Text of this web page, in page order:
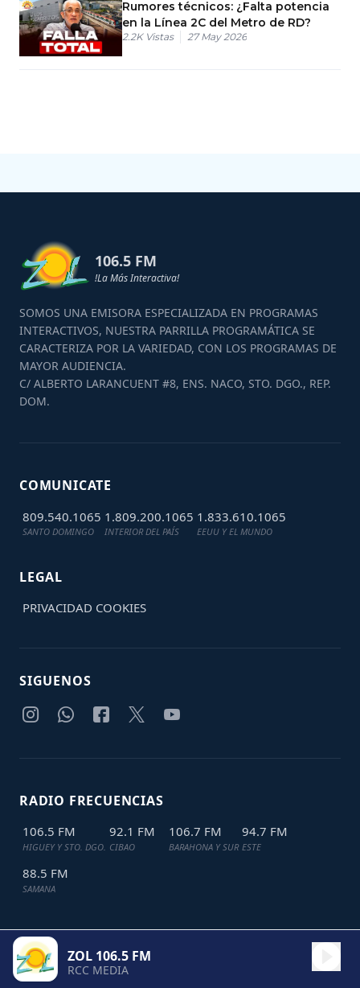
Rumores técnicos: ¿Falta potencia
en la Línea 2C del Metro de RD?
2.2K Vistas 27 May 2026
106.5 FM
!La Más Interactiva!
SOMOS UNA EMISORA ESPECIALIZADA EN PROGRAMAS
INTERACTIVOS, NUESTRA PARRILLA PROGRAMÁTICA SE
CARACTERIZA POR LA VARIEDAD, CON LOS PROGRAMAS DE
MAYOR AUDIENCIA.
C/ ALBERTO LARANCUENT #8, ENS. NACO, STO. DGO., REP.
DOM.
COMUNICATE
809.540.1065
SANTO DOMINGO
1.809.200.1065
INTERIOR DEL PAÍS
1.833.610.1065
EEUU Y EL MUNDO
LEGAL
PRIVACIDAD COOKIES
SIGUENOS
RADIO FRECUENCIAS
106.5 FM
HIGUEY Y STO. DGO.
92.1 FM
CIBAO
106.7 FM
BARAHONA Y SUR
94.7 FM
ESTE
88.5 FM
SAMANA
TODOS LOS DERECHOS RESERVADOS © 2024
ZOL 106.5 FM
RCC MEDIA